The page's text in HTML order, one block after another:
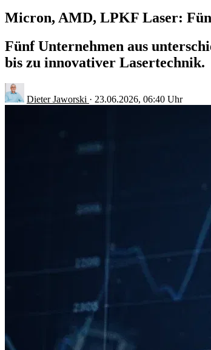
Micron, AMD, LPKF Laser:
Fünf Unternehmen aus
bis zu innovativer Lasertechnik.
Dieter Jaworski · 23.06.2026, 06:40 Uhr